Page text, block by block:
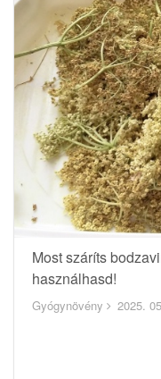
Most száríts
használhasd!
Gyógynövény 2025.